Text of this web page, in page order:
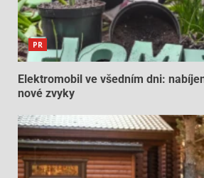
PR
Elektromobil ve všedním dni:
nové zvyky